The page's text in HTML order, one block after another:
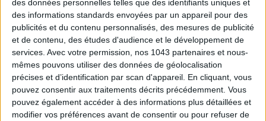
des données personnelles telles que des identifiants uniques et
des informations standards envoyées par un appareil pour des
publicités et du contenu personnalisés, des mesures de publicité
et de contenu, des études d'audience et le développement de
services. Avec votre permission, nos 1043 partenaires et nous-
mêmes pouvons utiliser des données de géolocalisation
précises et d’identification par scan d'appareil. En cliquant, vous
pouvez consentir aux traitements décrits précédemment. Vous
pouvez également accéder à des informations plus détaillées et
modifier vos préférences avant de consentir ou pour refuser de